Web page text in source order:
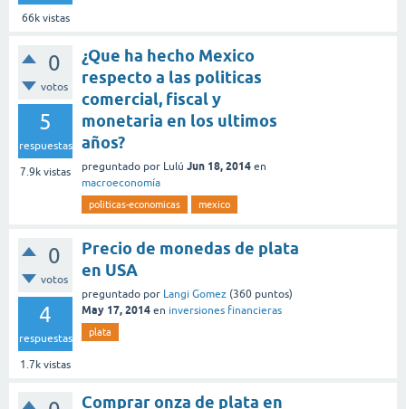
66kvistas
0
votos
5
respuestas
7.9k vistas
¿Que ha hecho Mexico
respecto a las politicas
comercial, fiscal y
monetaria en los ultimos
años?
preguntado por Lulú Jun 18, 2014 en
macroeconomía
politicas-economicas mexico
0
votos
4
respuestas
1.7k vistas
Precio de monedas de plata
en USA
preguntado por Langi Gomez (360 puntos)
May 17, 2014 en inversiones financieras
plata
Comprar onza de plata en